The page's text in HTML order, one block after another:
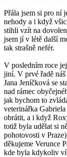
Přála jsem si pro ní
nehody a i když
stihli vzít na
jsem jí v létě další
tak strašně nefér.
V posledním roce
jiní. V prvé řadě
Jana Jeníčková se
nad rámec
jak bychom to
veterinářka
obrátit, a i když
totiž byla udělat si
pohotovosti v
děkujeme Verunce
kde byla kdykoliv